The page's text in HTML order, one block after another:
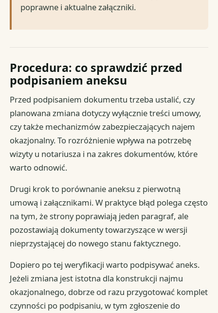
poprawne i aktualne załączniki.
Procedura: co sprawdzić przed
podpisaniem aneksu
Przed podpisaniem dokumentu trzeba ustalić, czy
planowana zmiana dotyczy wyłącznie treści umowy,
czy także mechanizmów zabezpieczających najem
okazjonalny. To rozróżnienie wpływa na potrzebę
wizyty u notariusza i na zakres dokumentów, które
warto odnowić.
Drugi krok to porównanie aneksu z pierwotną
umową i załącznikami. W praktyce błąd polega często
na tym, że strony poprawiają jeden paragraf, ale
pozostawiają dokumenty towarzyszące w wersji
nieprzystającej do nowego stanu faktycznego.
Dopiero po tej weryfikacji warto podpisywać aneks.
Jeżeli zmiana jest istotna dla konstrukcji najmu
okazjonalnego, dobrze od razu przygotować komplet
czynności po podpisaniu, w tym zgłoszenie do